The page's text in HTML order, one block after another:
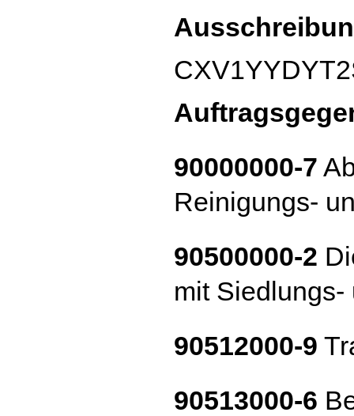
90000000-7
Reinigungs-
90500000-2
mit
90512000-9
90513000-6